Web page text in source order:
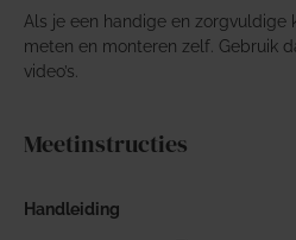
Als je een handige en zorgvuldige
meten en monteren zelf. Gebruik
video’s.
Meetinstructies
Handleiding